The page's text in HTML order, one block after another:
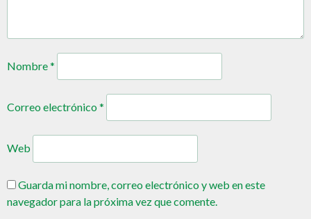
Nombre*
Correo electrónico*
Web
Guarda mi nombre, correo electrónico y web en este
navegador para la próxima vez que comente.